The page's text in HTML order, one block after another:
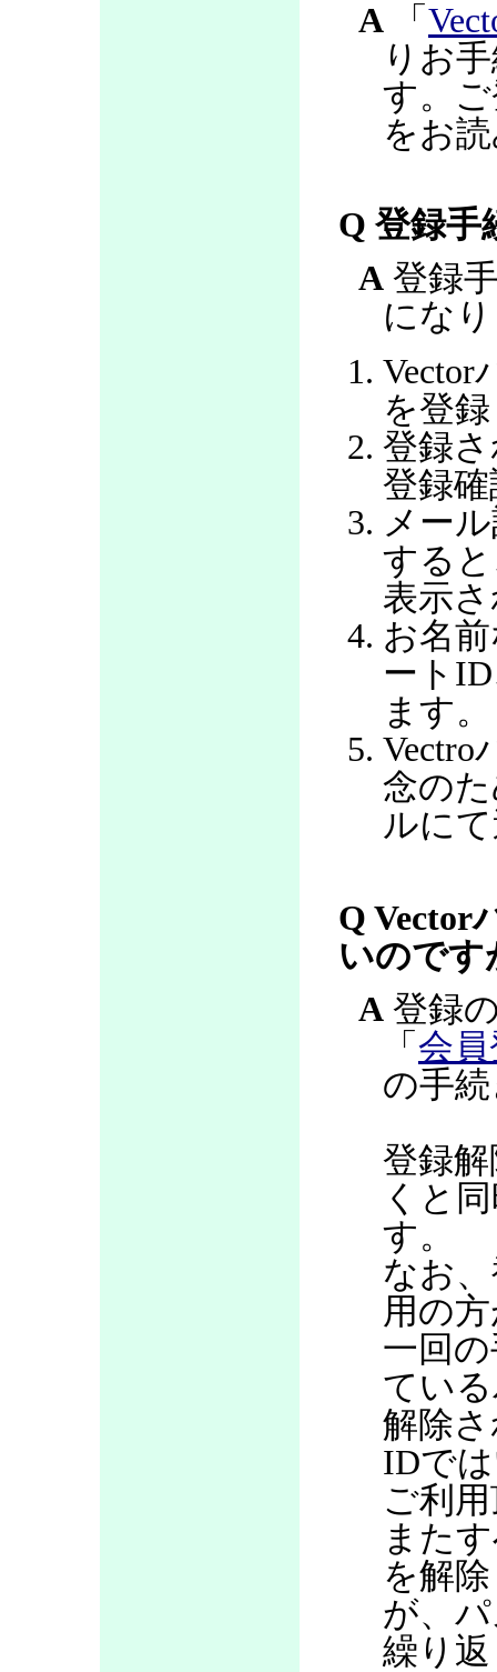
A 「
りお
す。
をお
Q 登録手
A 登録
にな
Vector
を登
登録
登録
メー
する
表示
お名
ート
ます。
Vectro
念の
ルに
Q Vector
いのです
A 登録
「 会
の手
登録
くと
す。
なお
用の
一回
てい
解除
IDで
ご利
また
を解
が、
繰り